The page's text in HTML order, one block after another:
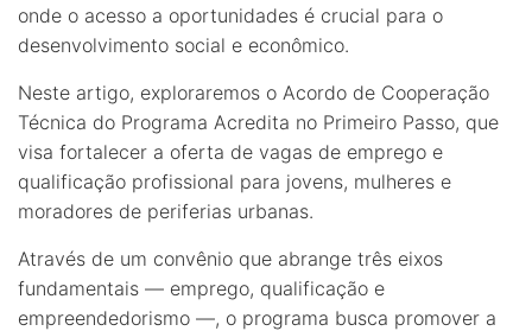
onde o acesso a oportunidades é crucial para o
desenvolvimento social e econômico.
Neste artigo, exploraremos o Acordo de Cooperação
Técnica do Programa Acredita no Primeiro Passo, que
visa fortalecer a oferta de vagas de emprego e
qualificação profissional para jovens, mulheres e
moradores de periferias urbanas.
Através de um convênio que abrange três eixos
fundamentais — emprego, qualificação e
empreendedorismo —, o programa busca promover a